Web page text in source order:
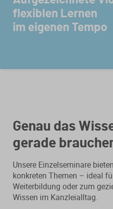
Steuerberatungsverträge
Formulare
Fachinhalte rund um
Kanzleipraxis.
Merkblätter
Checklisten
Seminar-Pakete
Ausbildungsbegleitung
Interaktion und
Zugriff auf
Live-Termine
Aufzeichnungen
Steuern
Gewerbesteuer
Körperschaft- /
Lohnsteuer
Umsatzsteuer
flexiblen Lernen
im eigenen Tempo
Genau das
gerade
Unsere Einzelseminare
konkreten Themen – ideal
Weiterbildung oder zum
Wissen im Kanzleialltag.